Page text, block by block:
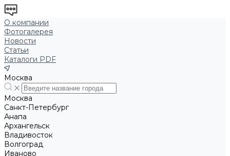
О компании
Фотогалерея
Новости
Статьи
Каталоги PDF
Москва
Москва
Санкт-Петербург
Анапа
Архангельск
Владивосток
Волгоград
Иваново